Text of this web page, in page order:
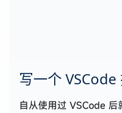
写一个 VSCode
自从使用过 VSCode